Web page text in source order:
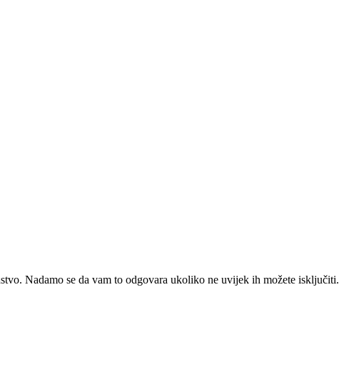
Nadamo se da vam to odgovara ukoliko ne uvijek ih možete isključiti.